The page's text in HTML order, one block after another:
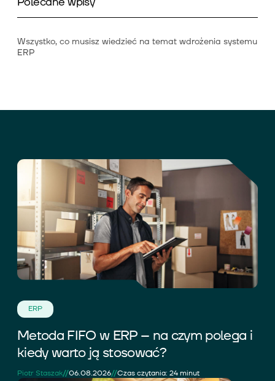
Wszystko, co musisz wiedzieć na temat wdrożenia systemu
ERP
ERP
Metoda FIFO w ERP – na czym polega i
kiedy warto ją stosować?
Piotr Staszak//06.08.2026//Czas czytania: 24 minut